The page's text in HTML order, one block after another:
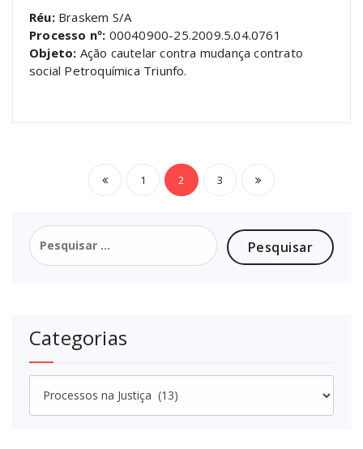
Réu:Braskem S/A
Processo nº: 00040900-25.2009.5.04.0761
Objeto: Ação cautelar contra mudança contrato
social Petroquímica Triunfo.
Paginação
posts
1 2 3
Pesquisar
por:
Categorias
Categorias